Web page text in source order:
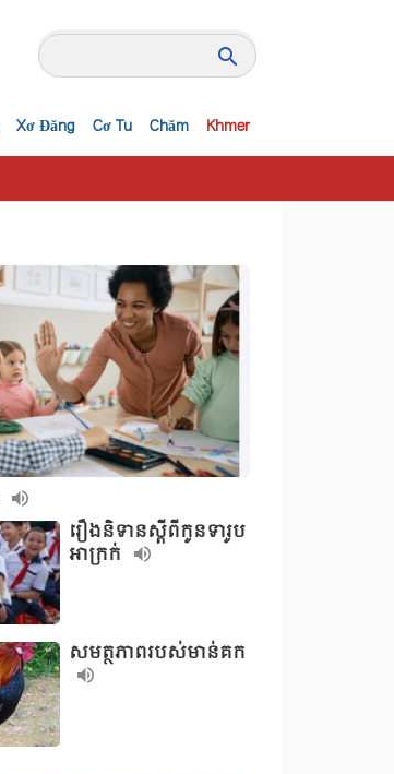
Xơ Đăng Cơ Tu Chăm
Khmer
រឿងនិទានស្តីពីកូនទារូប
អាក្រក់
សមត្ថភាពរបស់មាន់គក